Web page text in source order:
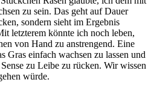
zu sein. Das geht auf Dauer
sondern sieht im Ergebnis
letzterem könnte ich noch leben,
von Hand zu anstrengend. Eine
Gras einfach wachsen zu lassen und
zu Leibe zu rücken. Wir wissen
würde.